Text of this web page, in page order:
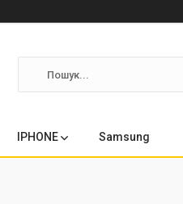
IPHONE Samsung